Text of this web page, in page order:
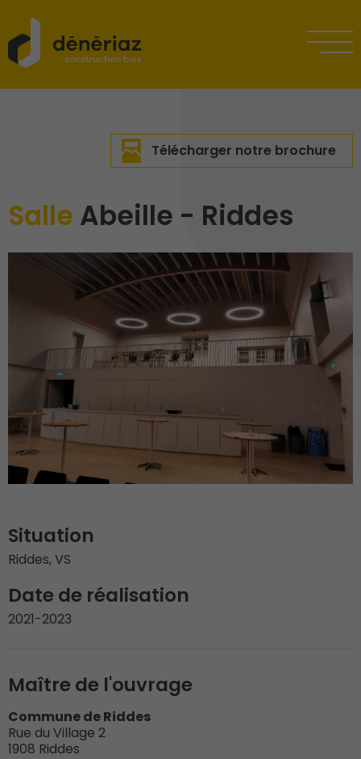
Télécharger notre brochure
Salle Abeille - Riddes
Situation
Riddes, VS
Date de réalisation
2021-2023
Maître de l'ouvrage
Commune de Riddes
Rue du Village 2
1908 Riddes